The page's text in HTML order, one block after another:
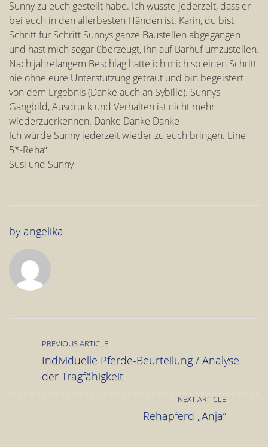
Sunny zu euch gestellt habe. Ich wusste jederzeit, dass er
bei euch in den allerbesten Händen ist. Karin, du bist
Schritt für Schritt Sunnys ganze Baustellen abgegangen
und hast mich sogar überzeugt, ihn auf Barhuf umzustellen.
Nach jahrelangem Beschlag hätte ich mich so einen Schritt
nie ohne eure Unterstützung getraut und bin begeistert
von dem Ergebnis (Danke auch an Sybille). Sunnys
Gangbild, Ausdruck und Verhalten ist nicht mehr
wiederzuerkennen. Danke Danke Danke
Ich würde Sunny jederzeit wieder zu euch bringen. Eine
5*-Reha“
Susi und Sunny
by angelika
PREVIOUS ARTICLE
Individuelle Pferde-Beurteilung / Analyse
der Tragfähigkeit
NEXT ARTICLE
Rehapferd „Anja“